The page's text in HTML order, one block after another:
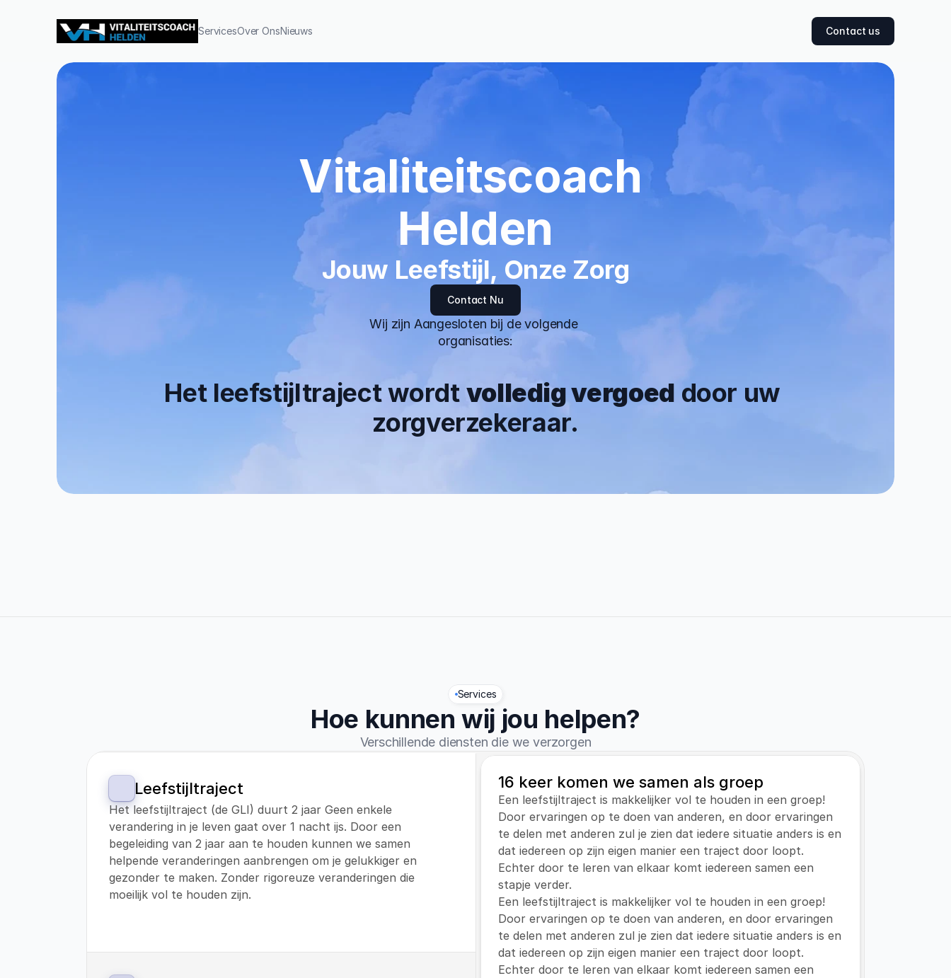
ServicesOver OnsNieuws Contact us
Vitaliteitscoach
Helden
Jouw Leefstijl, Onze Zorg
Contact Nu
Wij zijn Aangesloten bij de volgende
organisaties:
Het leefstijltraject wordt volledig vergoed door uw
zorgverzekeraar.
Services
Hoe kunnen wij jou helpen?
Verschillende diensten die we verzorgen
Leefstijltraject
Het leefstijltraject (de GLI) duurt 2 jaar Geen enkele
verandering in je leven gaat over 1 nacht ijs. Door een
begeleiding van 2 jaar aan te houden kunnen we samen
helpende veranderingen aanbrengen om je gelukkiger en
gezonder te maken. Zonder rigoreuze veranderingen die
moeilijk vol te houden zijn.
16 keer komen we samen als groep
Een leefstijltraject is makkelijker vol te houden in een groep!
Door ervaringen op te doen van anderen, en door ervaringen
te delen met anderen zul je zien dat iedere situatie anders is en
dat iedereen op zijn eigen manier een traject door loopt.
Echter door te leren van elkaar komt iedereen samen een
stapje verder.
Een leefstijltraject is makkelijker vol te houden in een groep!
Door ervaringen op te doen van anderen, en door ervaringen
te delen met anderen zul je zien dat iedere situatie anders is en
dat iedereen op zijn eigen manier een traject door loopt.
Echter door te leren van elkaar komt iedereen samen een